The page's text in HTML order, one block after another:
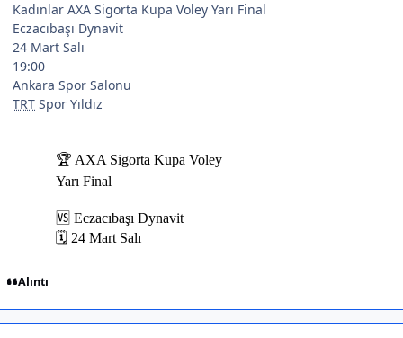
Kadınlar AXA Sigorta Kupa Voley Yarı Final
Eczacıbaşı Dynavit
24 Mart Salı
19:00
Ankara Spor Salonu
TRT Spor Yıldız
Alıntı